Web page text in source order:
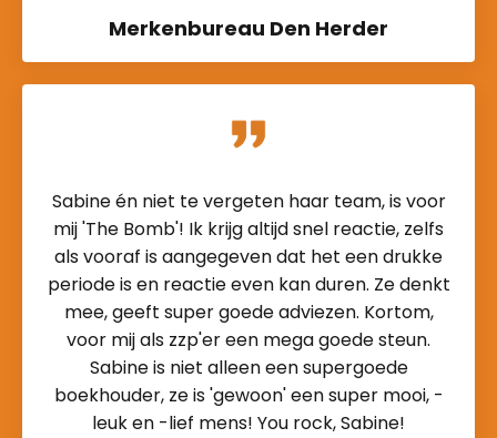
Merkenbureau Den Herder
Sabine én niet te vergeten haar team, is voor
mij 'The Bomb'! Ik krijg altijd snel reactie, zelfs
als vooraf is aangegeven dat het een drukke
periode is en reactie even kan duren. Ze denkt
mee, geeft super goede adviezen. Kortom,
voor mij als zzp'er een mega goede steun.
Sabine is niet alleen een supergoede
boekhouder, ze is 'gewoon' een super mooi, -
leuk en -lief mens! You rock, Sabine!